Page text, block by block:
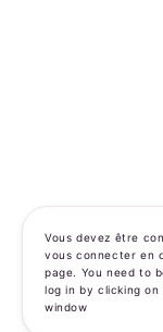
Vous devez être
vous connecter en
page. You need to
log in by clicking
window